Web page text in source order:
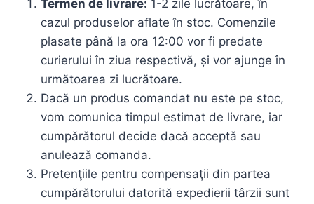
Termen de livrare: 1-2 zile lucrătoare, în
cazul produselor aflate în stoc. Comenzile
plasate până la ora 12:00 vor fi predate
curierului în ziua respectivă, și vor ajunge în
următoarea zi lucrătoare.
Dacă un produs comandat nu este pe stoc,
vom comunica timpul estimat de livrare, iar
cumpărătorul decide dacă acceptă sau
anulează comanda.
Pretenţiile pentru compensaţii din partea
cumpărătorului datorită expedierii târzii sunt